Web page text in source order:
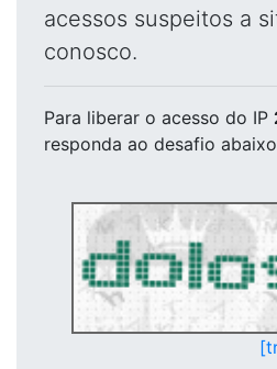
acessos suspeitos a
conosco.
Para liberar o acesso do IP
responda ao desafio